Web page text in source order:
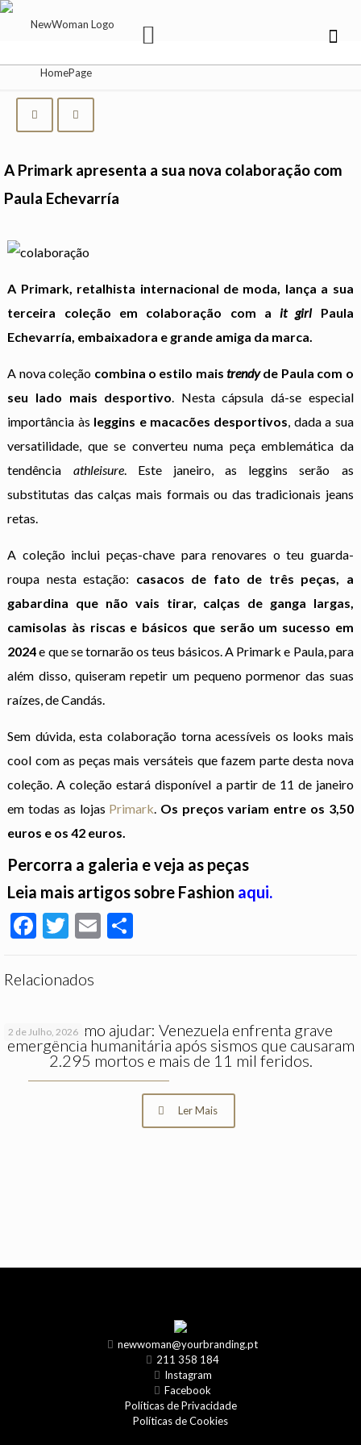
A Primark apresenta a sua nova colaboração com
Paula Echevarría
A Primark, retalhista internacional de moda, lança a sua
terceira coleção em colaboração com ait girlPaula
Echevarría, embaixadora e grande amiga da marca.
A nova coleção combina o estilo maistrendyde Paula com o
seu lado mais desportivo. Nesta cápsula dá-se especial
importância às leggins e macacões desportivos, dada a sua
versatilidade, que se converteu numa peça emblemática da
tendência athleisure. Este janeiro, as leggins serão as
substitutas das calças mais formais ou das tradicionais jeans
retas.
A coleção inclui peças-chave para renovares o teu guarda-
roupa nesta estação: casacos de fato de três peças, a
gabardina que não vais tirar, calças de ganga largas,
camisolas às riscas e básicos que serão um sucesso em
2024e que se tornarão os teus básicos. A Primark e Paula, para
além disso, quiseram repetir um pequeno pormenor das suas
raízes, de Candás.
Sem dúvida, esta colaboração torna acessíveis os looks mais
cool com as peças mais versáteis que fazem parte desta nova
coleção. A coleção estará disponível a partir de 11 de janeiro
em todas as lojas Primark. Os preços variam entre os 3,50
euros e os 42 euros.
Percorra a galeria e veja as peças
Leia mais artigos sobre Fashion aqui.
Facebook
Twitter
Email
Relacionados
2 de Julho, 2026
Saiba como ajudar: Venezuela enfrenta grave
emergência humanitária após sismos que causaram
2.295 mortos e mais de 11 mil feridos.
Ler Mais
newwoman@yourbranding.pt
211 358 184
Instagram
Facebook
Políticas de Privacidade
Políticas de Cookies